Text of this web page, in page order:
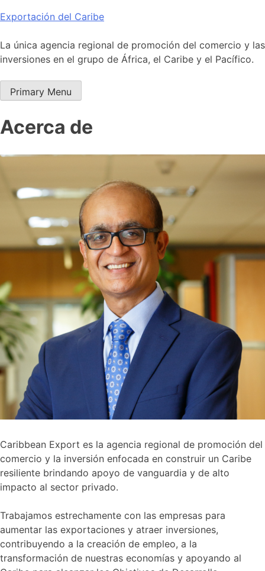
Skip
content
Exportación del Caribe
La única agencia regional de promoción del comercio y las
inversiones en el grupo de África, el Caribe y el Pacífico.
Primary Menu
Acerca de
Caribbean Export es la agencia regional de promoción del
comercio y la inversión enfocada en construir un Caribe
resiliente brindando apoyo de vanguardia y de alto
impacto al sector privado.
Trabajamos estrechamente con las empresas para
aumentar las exportaciones y atraer inversiones,
contribuyendo a la creación de empleo, a la
transformación de nuestras economías y apoyando al